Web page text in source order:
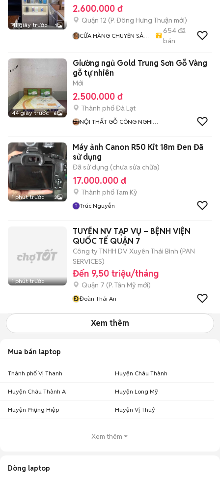
41 giây trước 1
2.600.000 đ
Quận 12 (P. Đông Hưng Thuận mới)
CỬA HÀNG CHUYÊN SẢN
654đã
bán
44 giây trước 6
Giường ngủ Gold Trung Sơn Gỗ Vàng
gỗ tự nhiên
Mới
2.500.000 đ
Thành phố Đà Lạt
NỘI THẤT GỖ CÔNG NGHIỆP
1 phút trước 3
Máy ảnh Canon R50 Kit 18m Đen Đã
sử dụng
Đã sử dụng (chưa sửa chữa)
17.000.000 đ
Thành phố Tam Kỳ
Trúc Nguyễn
1 phút trước
TUYỂN NV TẠP VỤ – BỆNH VIỆN
QUỐC TẾ QUẬN 7
Công ty TNHH DV Xuyên Thái Bình (PAN
SERVICES)
Đến 9,50 triệu/tháng
Quận 7 (P. Tân Mỹ mới)
ĐĐoàn Thái An
Xem thêm
Mua bán laptop
Thành phố Vị Thanh Huyện Châu Thành
Huyện Châu Thành A Huyện Long Mỹ
Huyện Phụng Hiệp Huyện Vị Thuỷ
Xem thêm
Dòng laptop